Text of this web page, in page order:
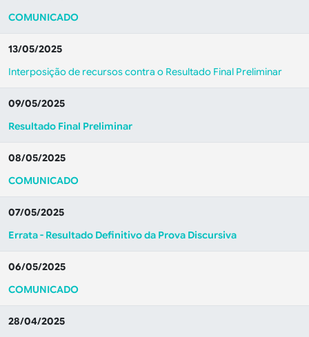
COMUNICADO
13/05/2025
Interposição de recursos contra o Resultado Final Preliminar
09/05/2025
Resultado Final Preliminar
08/05/2025
COMUNICADO
07/05/2025
Errata - Resultado Definitivo da Prova Discursiva
06/05/2025
COMUNICADO
28/04/2025